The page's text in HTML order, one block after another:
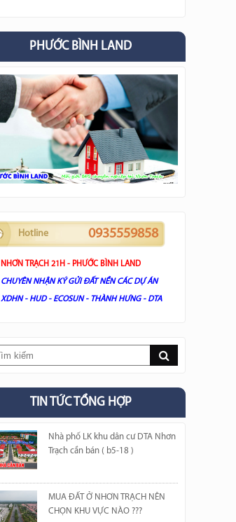
PHƯỚC BÌNH LAND
Hotline 0935559858
NHƠN TRẠCH 21H - PHƯỚC BÌNH LAND
CHUYÊN NHẬN KÝ GỬI ĐẤT NỀN CÁC DỰ ÁN
XDHN - HUD - ECOSUN - THÀNH HƯNG - DTA
TIN TỨC TỔNG HỢP
Nhà phố LK khu dân cư DTA Nhơn
Trạch cần bán ( b5-18 )
MUA ĐẤT Ở NHƠN TRẠCH NÊN
CHỌN KHU VỰC NÀO ???